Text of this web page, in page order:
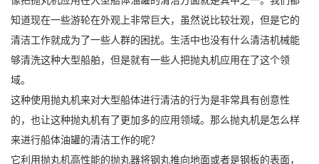
知道现在一些游轮在外观上非常巨大，虽然说比较壮观，但是它的
清洁工作就成为了一些人群的困扰。生活中也没有什么清洁机械能
够清洗这种大型船舶，但是就有一些人把抛丸机应用在了这个领
域。
这种使用抛丸机来对大型船体进行清洁的行为是非常具有创意性
的，也让这种抛丸机有了更加多的应用领域。那么抛丸机是怎么样
来进行船体油罐的清洁工作的呢？
它利用抛丸机高性能的抛丸器将钢丸推向地面或者是钢板的表面，